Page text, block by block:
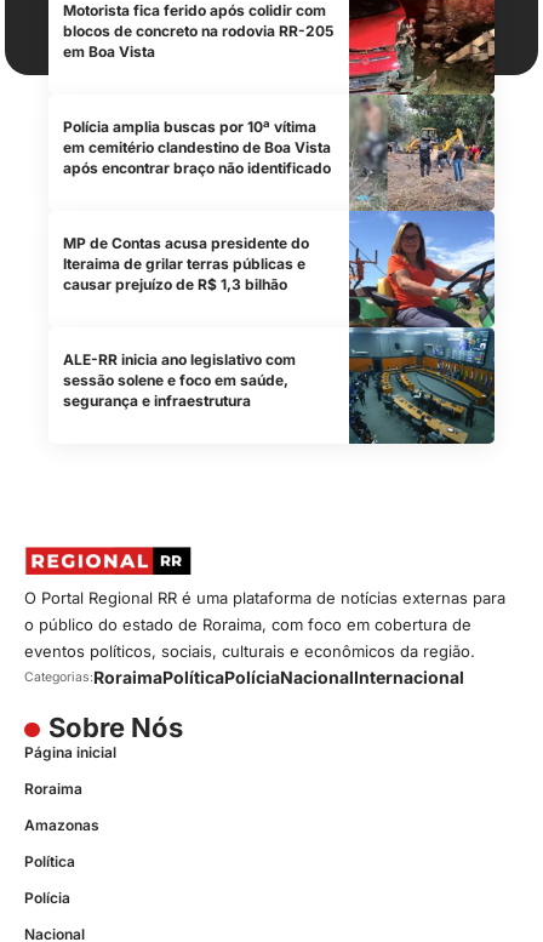
Motorista fica ferido após colidir com
blocos de concreto na rodovia RR-205
em Boa Vista
Polícia amplia buscas por 10ª vítima
em cemitério clandestino de Boa Vista
após encontrar braço não identificado
MP de Contas acusa presidente do
Iteraima de grilar terras públicas e
causar prejuízo de R$ 1,3 bilhão
ALE-RR inicia ano legislativo com
sessão solene e foco em saúde,
segurança e infraestrutura
O Portal Regional RR é uma plataforma de notícias externas para
o público do estado de Roraima, com foco em cobertura de
eventos políticos, sociais, culturais e econômicos da região.
Categorias:RoraimaPolíticaPolíciaNacionalInternacional
Sobre Nós
Página inicial
Roraima
Amazonas
Política
Polícia
Nacional